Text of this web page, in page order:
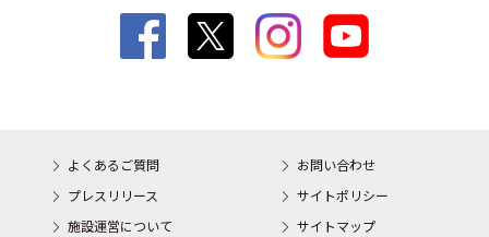
よくあるご質問
お問い合わせ
プレスリリース
サイトポリシー
施設運営について
サイトマップ